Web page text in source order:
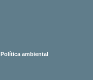
Política ambiental